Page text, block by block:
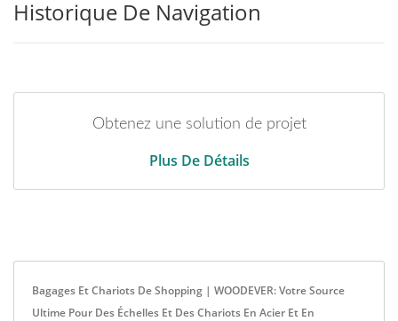
Historique De Navigation
Obtenez une solution de projet
Plus De Détails
Bagages Et Chariots De Shopping | WOODEVER: Votre Source
Ultime Pour Des Échelles Et Des Chariots En Acier Et En